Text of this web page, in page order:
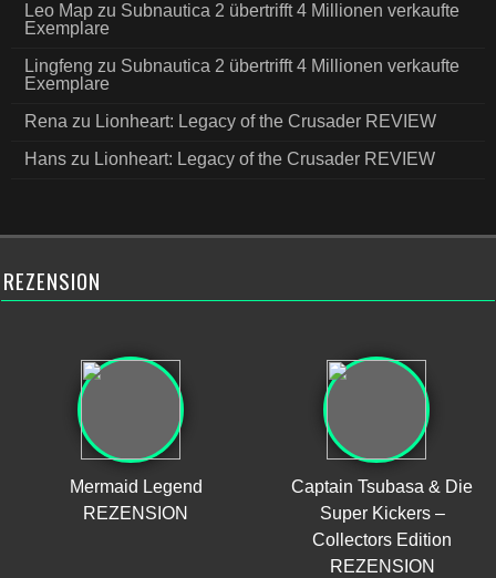
Leo Map zu Subnautica 2 übertrifft 4 Millionen verkaufte
Exemplare
Lingfeng zu Subnautica 2 übertrifft 4 Millionen verkaufte
Exemplare
Rena zu Lionheart: Legacy of the Crusader REVIEW
Hans zu Lionheart: Legacy of the Crusader REVIEW
REZENSION
Mermaid Legend
REZENSION
Captain Tsubasa & Die
Super Kickers –
Collectors Edition
REZENSION